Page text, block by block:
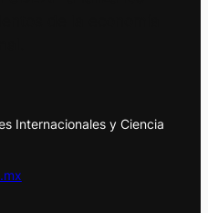
Internacionales y Ciencia